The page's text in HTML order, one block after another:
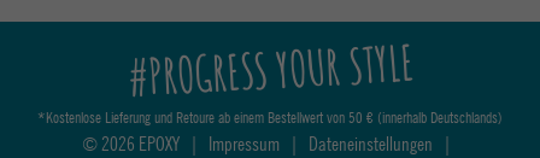
#PROGRESS YOUR STYLE
*Kostenlose Lieferung und Retoure ab einem Bestellwert von 50 € (innerhalb Deutschlands)
© 2026 EPOXY | Impressum | Dateneinstellungen |